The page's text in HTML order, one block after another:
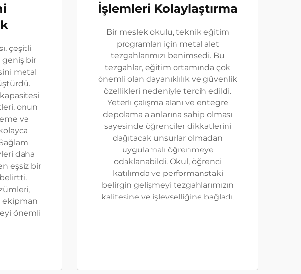
çeşitli
geniş bir
metal
onun
ve
daha
eşsiz bir
ekipman
önemli
İşlemleri Kolaylaştırma
Bir meslek okulu, teknik eğitim
programları için metal alet
tezgahlarımızı benimsedi. Bu
tezgahlar, eğitim ortamında çok
önemli olan dayanıklılık ve güvenlik
özellikleri nedeniyle tercih edildi.
Yeterli çalışma alanı ve entegre
depolama alanlarına sahip olması
sayesinde öğrenciler dikkatlerini
dağıtacak unsurlar olmadan
uygulamalı öğrenmeye
odaklanabildi. Okul, öğrenci
katılımda ve performanstaki
belirgin gelişmeyi tezgahlarımızın
kalitesine ve işlevselliğine bağladı.